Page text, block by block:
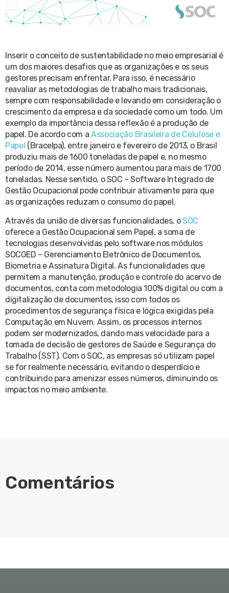
Inserir o conceito de sustentabilidade no meio empresarial é
um dos maiores desafios que as organizações e os seus
gestores precisam enfrentar. Para isso, é necessário
reavaliar as metodologias de trabalho mais tradicionais,
sempre com responsabilidade e levando em consideração o
crescimento da empresa e da sociedade como um todo. Um
exemplo da importância dessa reflexão é a produção de
papel. De acordo com a Associação Brasileira de Celulose e
Papel (Bracelpa), entre janeiro e fevereiro de 2013, o Brasil
produziu mais de 1600 toneladas de papel e, no mesmo
período de 2014, esse número aumentou para mais de 1700
toneladas. Nesse sentido, o SOC – Software Integrado de
Gestão Ocupacional pode contribuir ativamente para que
as organizações reduzam o consumo do papel.
Através da união de diversas funcionalidades, oSOC
oferece a Gestão Ocupacional sem Papel, a soma de
tecnologias desenvolvidas pelo software nos módulos
SOCGED – Gerenciamento Eletrônico de Documentos,
Biometria e Assinatura Digital. As funcionalidades que
permitem a manutenção, produção e controle do acervo de
documentos, conta com metodologia 100% digital ou com a
digitalização de documentos, isso com todos os
procedimentos de segurança física e lógica exigidas pela
Computação em Nuvem. Assim, os processos internos
podem ser modernizados, dando mais velocidade para a
tomada de decisão de gestores de Saúde e Segurança do
Trabalho (SST). Com o SOC, as empresas só utilizam papel
se for realmente necessário, evitando o desperdício e
contribuindo para amenizar esses números, diminuindo os
impactos no meio ambiente.
Comentários